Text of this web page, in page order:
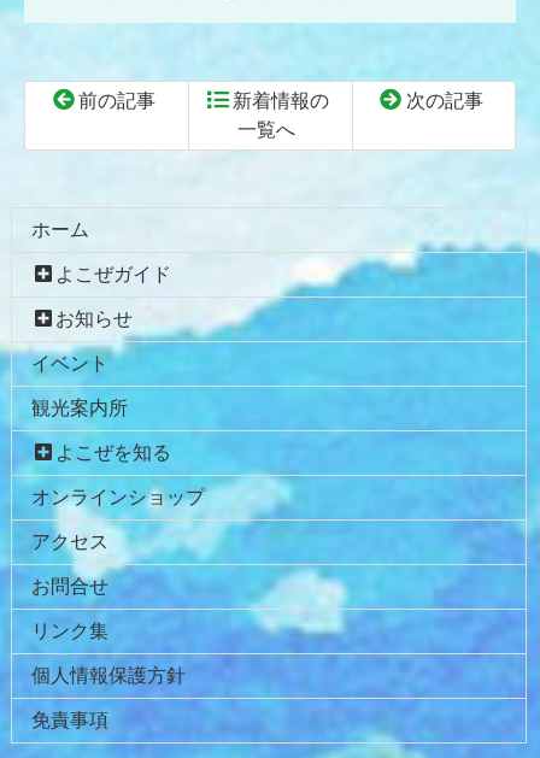
前の記事
新着情報の
一覧へ
次の記事
文
頭
戻
へ
ホーム
よこぜガイド
お知らせ
イベント
観光案内所
よこぜを知る
オンラインショップ
アクセス
お問合せ
リンク集
個人情報保護方針
免責事項